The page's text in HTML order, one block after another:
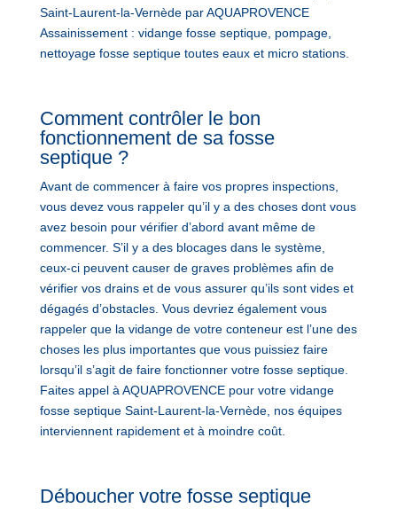
Saint-Laurent-la-Vernède par AQUAPROVENCE
Assainissement : vidange fosse septique, pompage,
nettoyage fosse septique toutes eaux et micro stations.
Comment contrôler le bon
fonctionnement de sa fosse
septique ?
Avant de commencer à faire vos propres inspections,
vous devez vous rappeler qu’il y a des choses dont vous
avez besoin pour vérifier d’abord avant même de
commencer. S’il y a des blocages dans le système,
ceux-ci peuvent causer de graves problèmes afin de
vérifier vos drains et de vous assurer qu’ils sont vides et
dégagés d’obstacles. Vous devriez également vous
rappeler que la vidange de votre conteneur est l’une des
choses les plus importantes que vous puissiez faire
lorsqu’il s’agit de faire fonctionner votre fosse septique.
Faites appel à AQUAPROVENCE pour votre vidange
fosse septique Saint-Laurent-la-Vernède, nos équipes
interviennent rapidement et à moindre coût.
Déboucher votre fosse septique